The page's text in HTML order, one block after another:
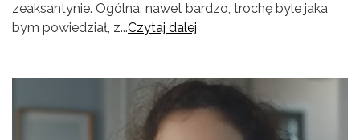
zeaksantynie. Ogólna, nawet bardzo, trochę byle jaka
bym powiedział, z...Czytaj dalej